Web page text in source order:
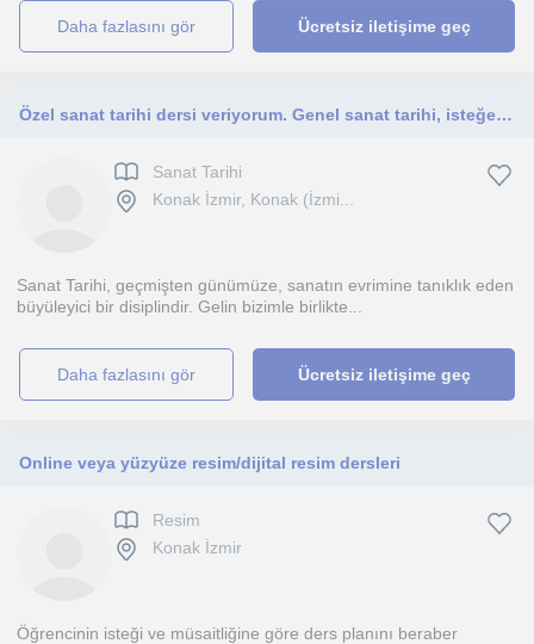
daha fazlasını gör Ücretsiz iletişime geç
Özel sanat tarihi dersi veriyorum. Genel sanat tarihi, isteğe göre dönemler ve dinler tarihi
Sanat Tarihi
Konak İzmir, Konak (İzmi...
Sanat Tarihi, geçmişten günümüze, sanatın evrimine tanıklık eden
büyüleyici bir disiplindir. Gelin bizimle birlikte...
daha fazlasını gör Ücretsiz iletişime geç
Online veya yüzyüze resim/dijital resim dersleri
Resim
Konak İzmir
Öğrencinin isteği ve müsaitliğine göre ders planını beraber